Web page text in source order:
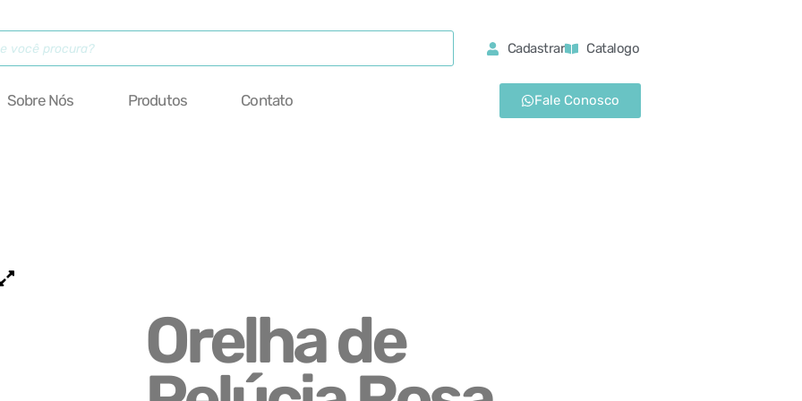
Cadastrar Catalogo
Sobre Nós Produtos Contato Fale Conosco
Orelha de